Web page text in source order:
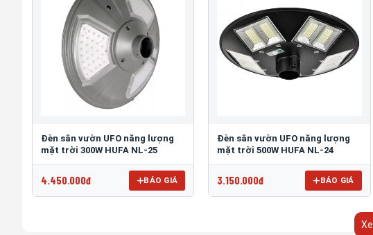
Đèn sân vườn UFO năng lượng
mặt trời 300W HUFA NL-25
4.450.000đ BÁO GIÁ
Đèn sân vườn UFO năng lượng
mặt trời 500W HUFA NL-24
3.150.000đ BÁO GIÁ